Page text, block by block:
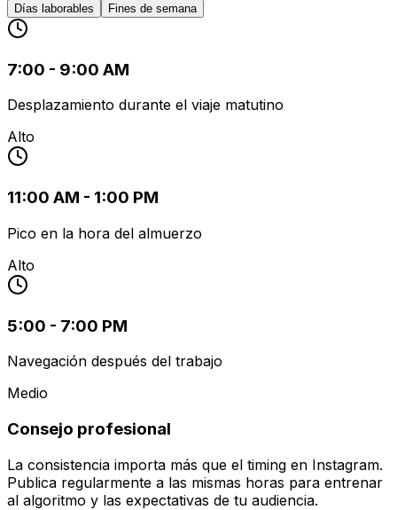
Días laborables
Fines de semana
7:00 - 9:00 AM
Desplazamiento durante el viaje matutino
Alto
11:00 AM - 1:00 PM
Pico en la hora del almuerzo
Alto
5:00 - 7:00 PM
Navegación después del trabajo
Medio
Consejo profesional
La consistencia importa más que el timing en Instagram.
Publica regularmente a las mismas horas para entrenar
al algoritmo y las expectativas de tu audiencia.